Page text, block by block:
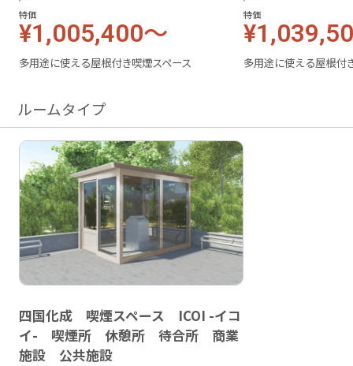
特価
¥1,005,400～
多用途に使える屋根付き喫煙スペース
特価
多用途に使える屋根付
ルームタイプ
四国化成 喫煙スペース ICOI -イコ
イ- 喫煙所 休憩所 待合所 商業
施設 公共施設